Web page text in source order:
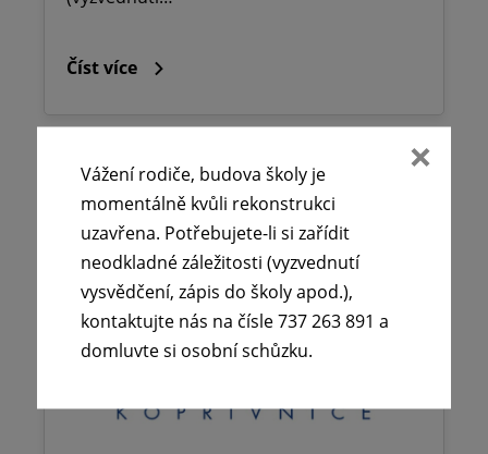
Číst více
Vážení rodiče, budova školy je
momentálně kvůli rekonstrukci
uzavřena. Potřebujete-li si zařídit
neodkladné záležitosti (vyzvednutí
vysvědčení, zápis do školy apod.),
kontaktujte nás na čísle 737 263 891 a
domluvte si osobní schůzku.